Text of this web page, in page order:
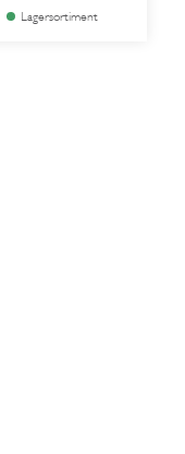
Lagersortiment